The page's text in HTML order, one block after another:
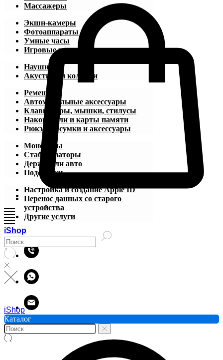
iShop
Массажеры
Экшн-камеры
Фотоаппараты
Умные часы
Игровые приставки
Наушники
Акустика и колонки
Ремешки
Автомобильные аксессуары
Клавиатуры, мышки, стилусы
Накопители и карты памяти
Рюкзаки, сумки и аксессуары
Моноподы
Стабилизаторы
Держатели авто
Подставки
Настройка и создание Apple ID
Перенос данных со старого
устройства
Другие услуги
iShop
Каталог